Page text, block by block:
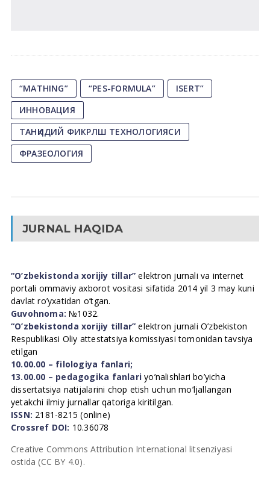
“MATHING” “PES-FORMULA”
ISERT”
ИННОВАЦИЯ
ТАНҚИДИЙ ФИКРЛШ ТЕХНОЛОГИЯСИ
ФРАЗЕОЛОГИЯ
JURNAL HAQIDA
“O’zbekistonda xorijiy tillar” elektron jurnali va internet
portali ommaviy axborot vositasi sifatida 2014 yil 3 may kuni
davlat ro’yxatidan o’tgan.
Guvohnoma: №1032.
“O’zbekistonda xorijiy tillar” elektron jurnali O’zbekiston
Respublikasi Oliy attestatsiya komissiyasi tomonidan tavsiya
etilgan
10.00.00 – filologiya fanlari;
13.00.00 – pedagogika fanlari yo’nalishlari bo’yicha
dissertatsiya natijalarini chop etish uchun mo’ljallangan
yetakchi ilmiy jurnallar qatoriga kiritilgan.
ISSN: 2181-8215 (online)
Crossref DOI: 10.36078
Creative Commons Attribution International litsenziyasi
ostida (CC BY 4.0).